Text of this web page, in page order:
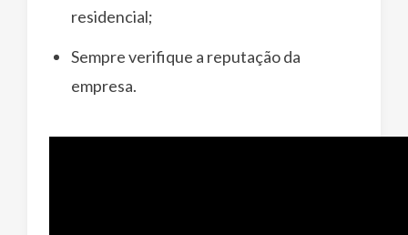
residencial;
Sempre verifique a reputação da
empresa.